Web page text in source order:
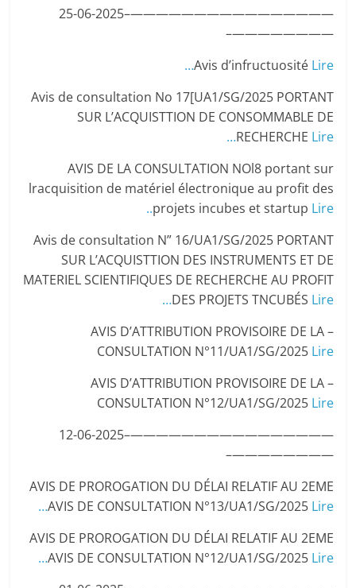
————————————————–25-06-2025
————————–
Avis d’infructuosité Lire…
Avis de consultation No 17[UA1/SG/2025 PORTANT
SUR L’ACQUISTTION DE CONSOMMABLE DE
RECHERCHE Lire…
AVIS DE LA CONSULTATION NOl8 portant sur
lracquisition de matériel électronique au profit des
projets incubes et startup Lire..
Avis de consultation N” 16/UA1/SG/2025 PORTANT
SUR L’ACQUISTTION DES INSTRUMENTS ET DE
MATERIEL SCIENTIFIQUES DE RECHERCHE AU PROFIT
DES PROJETS TNCUBÉS Lire…
– AVIS D’ATTRIBUTION PROVISOIRE DE LA
CONSULTATION N°11/UA1/SG/2025 Lire
– AVIS D’ATTRIBUTION PROVISOIRE DE LA
CONSULTATION N°12/UA1/SG/2025 Lire
————————————————–12-06-2025
————————–
AVIS DE PROROGATION DU DÉLAI RELATIF AU 2EME
AVIS DE CONSULTATION N°13/UA1/SG/2025 Lire…
AVIS DE PROROGATION DU DÉLAI RELATIF AU 2EME
AVIS DE CONSULTATION N°12/UA1/SG/2025 Lire…